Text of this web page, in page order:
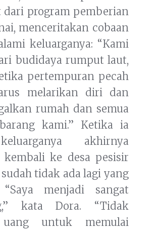
dari program pemberian
menceritakan cobaan
keluarganya: “Kami
budidaya rumput laut,
pertempuran pecah
melarikan diri dan
rumah dan semua
kami.” Ketika ia
akhirnya
kembali ke desa pesisir
tidak ada lagi yang
“Saya menjadi sangat
kata Dora. “Tidak
untuk memulai